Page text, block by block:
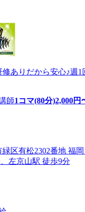
ありだから安心♪週
師1コマ(80分)2,000円
区有松2302番地 福
左京山駅 徒歩9分